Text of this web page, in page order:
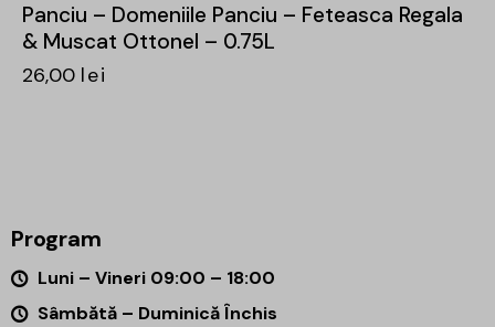
Panciu – Domeniile Panciu – Feteasca Regala
& Muscat Ottonel – 0.75L
26,00 lei
Program
Luni – Vineri 09:00 – 18:00
Sâmbătă – Duminică Închis